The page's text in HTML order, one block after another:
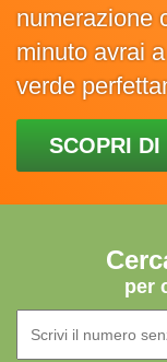
numerazione
minuto avrai
verde
SCOPRI DI
per